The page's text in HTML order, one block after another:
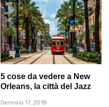
5 cose da vedere a New
Orleans, la città del Jazz
Gennaio 17, 2018